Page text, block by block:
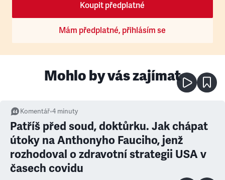
Koupit předplatné
Mám předplatné, přihlásím se
Mohlo by vás zajímat
Komentář•4 minuty
Patříš před soud, doktůrku. Jak chápat
útoky na Anthonyho Fauciho, jenž
rozhodoval o zdravotní strategii USA v
časech covidu